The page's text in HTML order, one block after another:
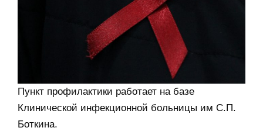
Пункт профилактики работает на базе
Клинической инфекционной больницы им С.П.
Боткина.